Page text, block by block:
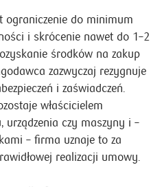
ograniczenie do minimum
i skrócenie nawet do 1–2
środków na zakup
zazwyczaj rezygnuje
i zaświadczeń.
właścicielem
czy maszyny i –
– firma uznaje to za
realizacji umowy.